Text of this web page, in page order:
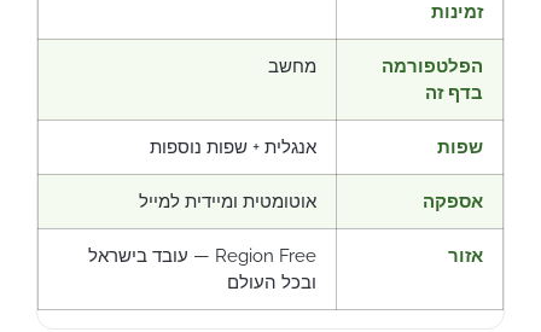
זמינות
הפלטפורמה
בדף זה
מחשב
שפות אנגלית + שפות נוספות
אספקה אוטומטית ומיידית למייל
אזור
Region Free — עובד בישראל
ובכל העולם